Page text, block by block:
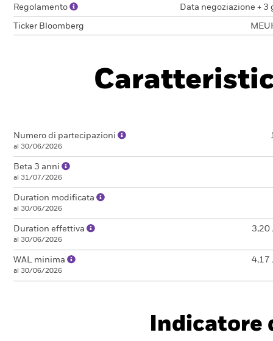
Regolamento Data negoziazione + 3
Ticker Bloomberg
Numero di partecipazioni
al 30/06/2026
Beta 3 anni
al 31/07/2026
Duration modificata
al 30/06/2026
Duration effettiva
al 30/06/2026
3,20
WAL minima
al 30/06/2026
4,17
Indicatore